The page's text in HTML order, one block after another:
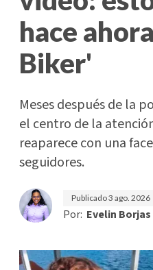
hace
Biker'
Meses después de la
el centro de la
reaparece con una
seguidores.
Publicado3 ago. 2026
Por: Evelin Borjas